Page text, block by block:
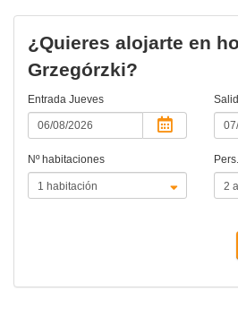
¿Quieres alojarte en
Grzegórzki?
Entrada Jueves
Nº habitaciones